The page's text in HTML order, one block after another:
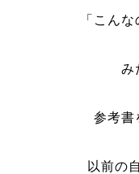
「こん
み
参考書
以前の